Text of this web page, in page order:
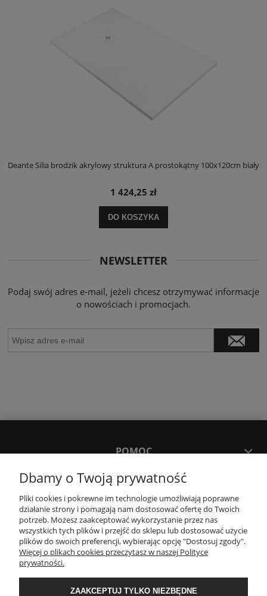
Deante Silia brodzik akrylowy struktura A prostokątny 100x120cm biały
1 424,25 zł
DO KOSZYKA
NEWSLETTER
Podaj swój adres e-mail, jeżeli chcesz otrzymywać informacje
o nowościach i promocjach.
POMOC
MOJE KONTO
PŁATNOŚCI I DOSTAWA
KONTAKT
Dbamy o Twoją prywatność
Pliki cookies i pokrewne im technologie umożliwiają poprawne
działanie strony i pomagają nam dostosować ofertę do Twoich
potrzeb. Możesz zaakceptować wykorzystanie przez nas
wszystkich tych plików i przejść do sklepu lub dostosować użycie
plików do swoich preferencji, wybierając opcję "Dostosuj zgody".
Więcej o plikach cookies przeczytasz w naszej Polityce
prywatności.
ZAAKCEPTUJ TYLKO NIEZBĘDNE